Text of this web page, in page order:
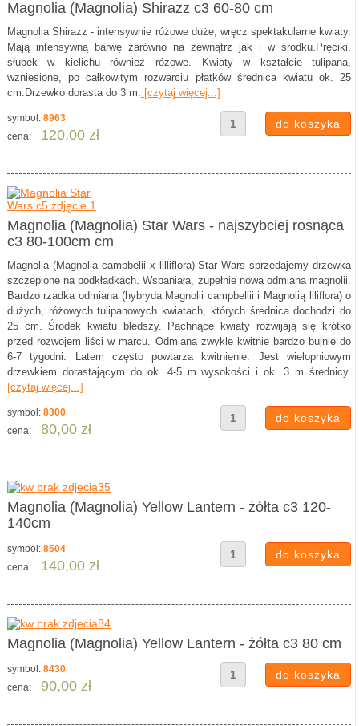
Magnolia (Magnolia) Shirazz c3 60-80 cm
Magnolia Shirazz - intensywnie różowe duże, wręcz spektakularne kwiaty.
Mają intensywną barwę zarówno na zewnątrz jak i w środku.Pręciki,
słupek w kielichu również różowe. Kwiaty w kształcie tulipana,
wzniesione, po całkowitym rozwarciu płatków średnica kwiatu ok. 25
cm.Drzewko dorasta do 3 m. [czytaj więcej...]
symbol: 8963
cena:
120,00 zł
Magnolia (Magnolia) Star Wars - najszybciej rosnąca
c3 80-100cm cm
Magnolia (Magnolia campbelii x lilliflora) Star Wars sprzedajemy drzewka
szczepione na podkładkach. Wspaniała, zupełnie nowa odmiana magnolii.
Bardzo rzadka odmiana (hybryda Magnolii campbellii i Magnolią liliflora) o
dużych, różowych tulipanowych kwiatach, których średnica dochodzi do
25 cm. Środek kwiatu bledszy. Pachnące kwiaty rozwijają się krótko
przed rozwojem liści w marcu. Odmiana zwykle kwitnie bardzo bujnie do
6-7 tygodni. Latem często powtarza kwitnienie. Jest wielopniowym
drzewkiem dorastającym do ok. 4-5 m wysokości i ok. 3 m średnicy.
[czytaj więcej...]
symbol: 8300
cena:
80,00 zł
Magnolia (Magnolia) Yellow Lantern - żółta c3 120-
140cm
symbol: 8504
cena:
140,00 zł
Magnolia (Magnolia) Yellow Lantern - żółta c3 80 cm
symbol: 8430
cena:
90,00 zł